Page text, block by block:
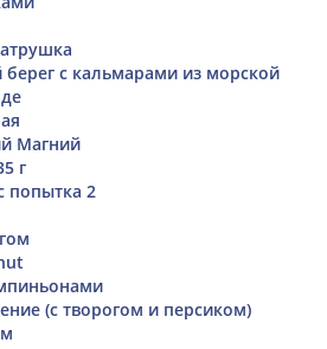
берег с кальмарами из морской
Магний
г
попытка 2
(с творогом и персиком)